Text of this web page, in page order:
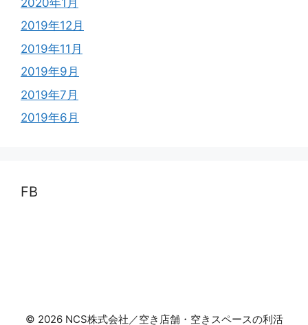
2019年12月
2019年11月
2019年9月
2019年7月
2019年6月
FB
© 2026 NCS株式会社／空き店舗・空きスペースの利活